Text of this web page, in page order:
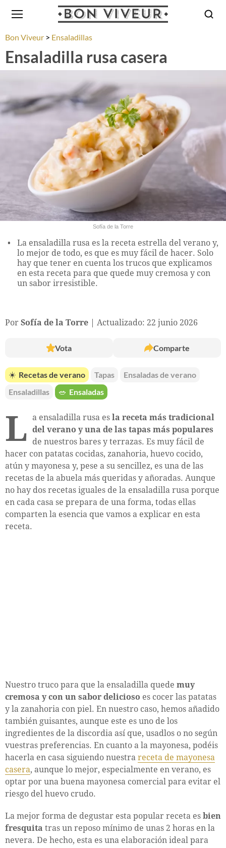
Bon Viveur Ensaladillas
Ensaladilla rusa casera
Sofía de la Torre
La ensaladilla rusa es la receta estrella del verano y,
lo mejor de todo, es que es muy fácil de hacer. Solo
hay que tener en cuenta los trucos que explicamos
en esta receta para que quede muy cremosa y con
un sabor irresistible.
Por Sofía de la Torre Actualizado: 22 junio 2026
Vota Comparte
☀️ Recetas de verano Tapas
Ensaladas de verano
Ensaladillas
🥗 Ensaladas
L a ensaladilla rusa es la receta más tradicional
del verano y una de las tapas más populares
de nuestros bares y terrazas. Es muy fácil de
hacer con patatas cocidas, zanahoria, huevo cocido,
atún y mayonesa y, pese a su sencillez, es una de las
recetas de la abuela más queridas y añoradas. Aunque
no hay dos recetas iguales de la ensaladilla rusa porque
en cada casa se prepara de una forma, todas ellas
comparten la esencia que vamos a explicar en esta
receta.
Nuestro truco para que la ensaladilla quede muy
cremosa y con un sabor delicioso es cocer las patatas
y la zanahoria con piel. En nuestro caso, hemos añadido
también guisantes, aunque este es uno de los
ingredientes de la discordia así que, usadlos o no según
vuestras preferencias. En cuanto a la mayonesa, podéis
hacerla en casa siguiendo nuestra receta de mayonesa
casera, aunque lo mejor, especialmente en verano, es
optar por una buena mayonesa comercial para evitar el
riesgo del huevo crudo.
La mejor forma de degustar esta popular receta es bien
fresquita tras un reposo mínimo de unas 2 horas en la
nevera. De hecho, esta es una elaboración ideal para